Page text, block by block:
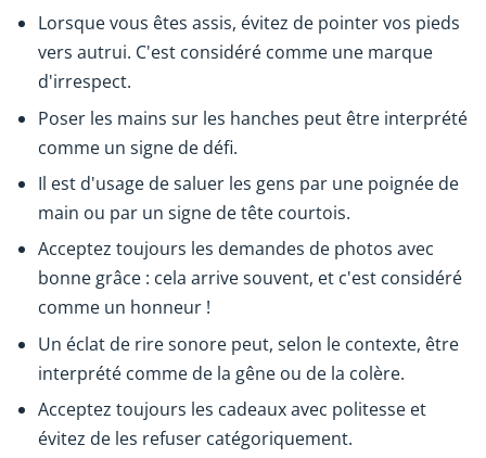
Lorsque vous êtes assis, évitez de pointer vos pieds
vers autrui. C'est considéré comme une marque
d'irrespect.
Poser les mains sur les hanches peut être interprété
comme un signe de défi.
Il est d'usage de saluer les gens par une poignée de
main ou par un signe de tête courtois.
Acceptez toujours les demandes de photos avec
bonne grâce : cela arrive souvent, et c'est considéré
comme un honneur !
Un éclat de rire sonore peut, selon le contexte, être
interprété comme de la gêne ou de la colère.
Acceptez toujours les cadeaux avec politesse et
évitez de les refuser catégoriquement.